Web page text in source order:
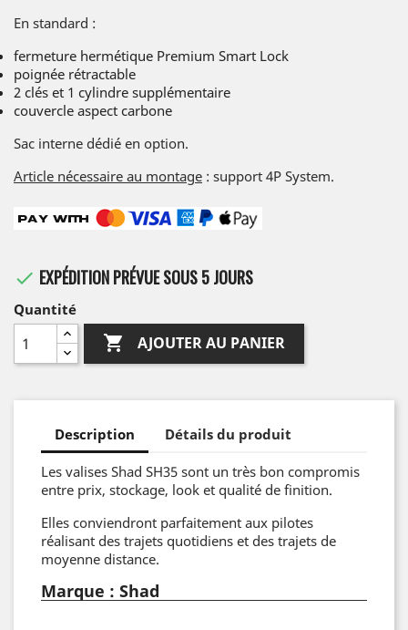
En standard :
fermeture hermétique Premium Smart Lock
poignée rétractable
2 clés et 1 cylindre supplémentaire
couvercle aspect carbone
Sac interne dédié en option.
Article nécessaire au montage : support 4P System.
 EXPÉDITION PRÉVUE SOUS 5 JOURS
Quantité
 AJOUTER AU PANIER
Description Détails du produit
Les valises Shad SH35 sont un très bon compromis
entre prix, stockage, look et qualité de finition.
Elles conviendront parfaitement aux pilotes
réalisant des trajets quotidiens et des trajets de
moyenne distance.
Marque : Shad